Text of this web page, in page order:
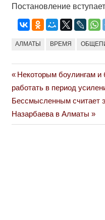
Постановление
АЛМАТЫ ВРЕМЯ
Навигация
по
записям
Previous
Post:
Некоторым боулингам
работать в период
Next
Post:
Бессмысленным считает
Назарбаева в Алматы